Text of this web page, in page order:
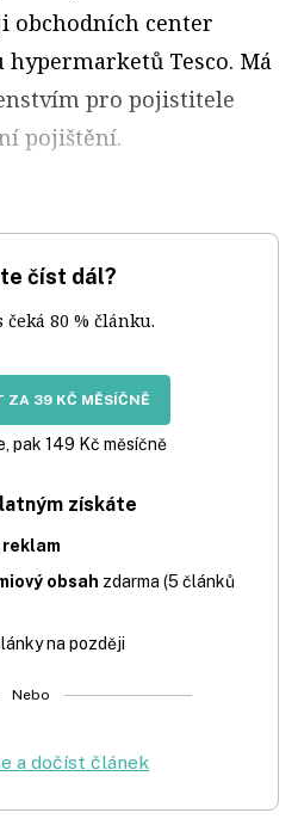
obchodních center
Tesco. Má
pro pojistitele
pojištění.
číst dál?
čeká 80 % článku.
ZA 39 KČ MĚSÍČNĚ
pak 149 Kč měsíčně
získáte
reklam
obsah zdarma (5 článků
na později
Nebo
a dočíst článek